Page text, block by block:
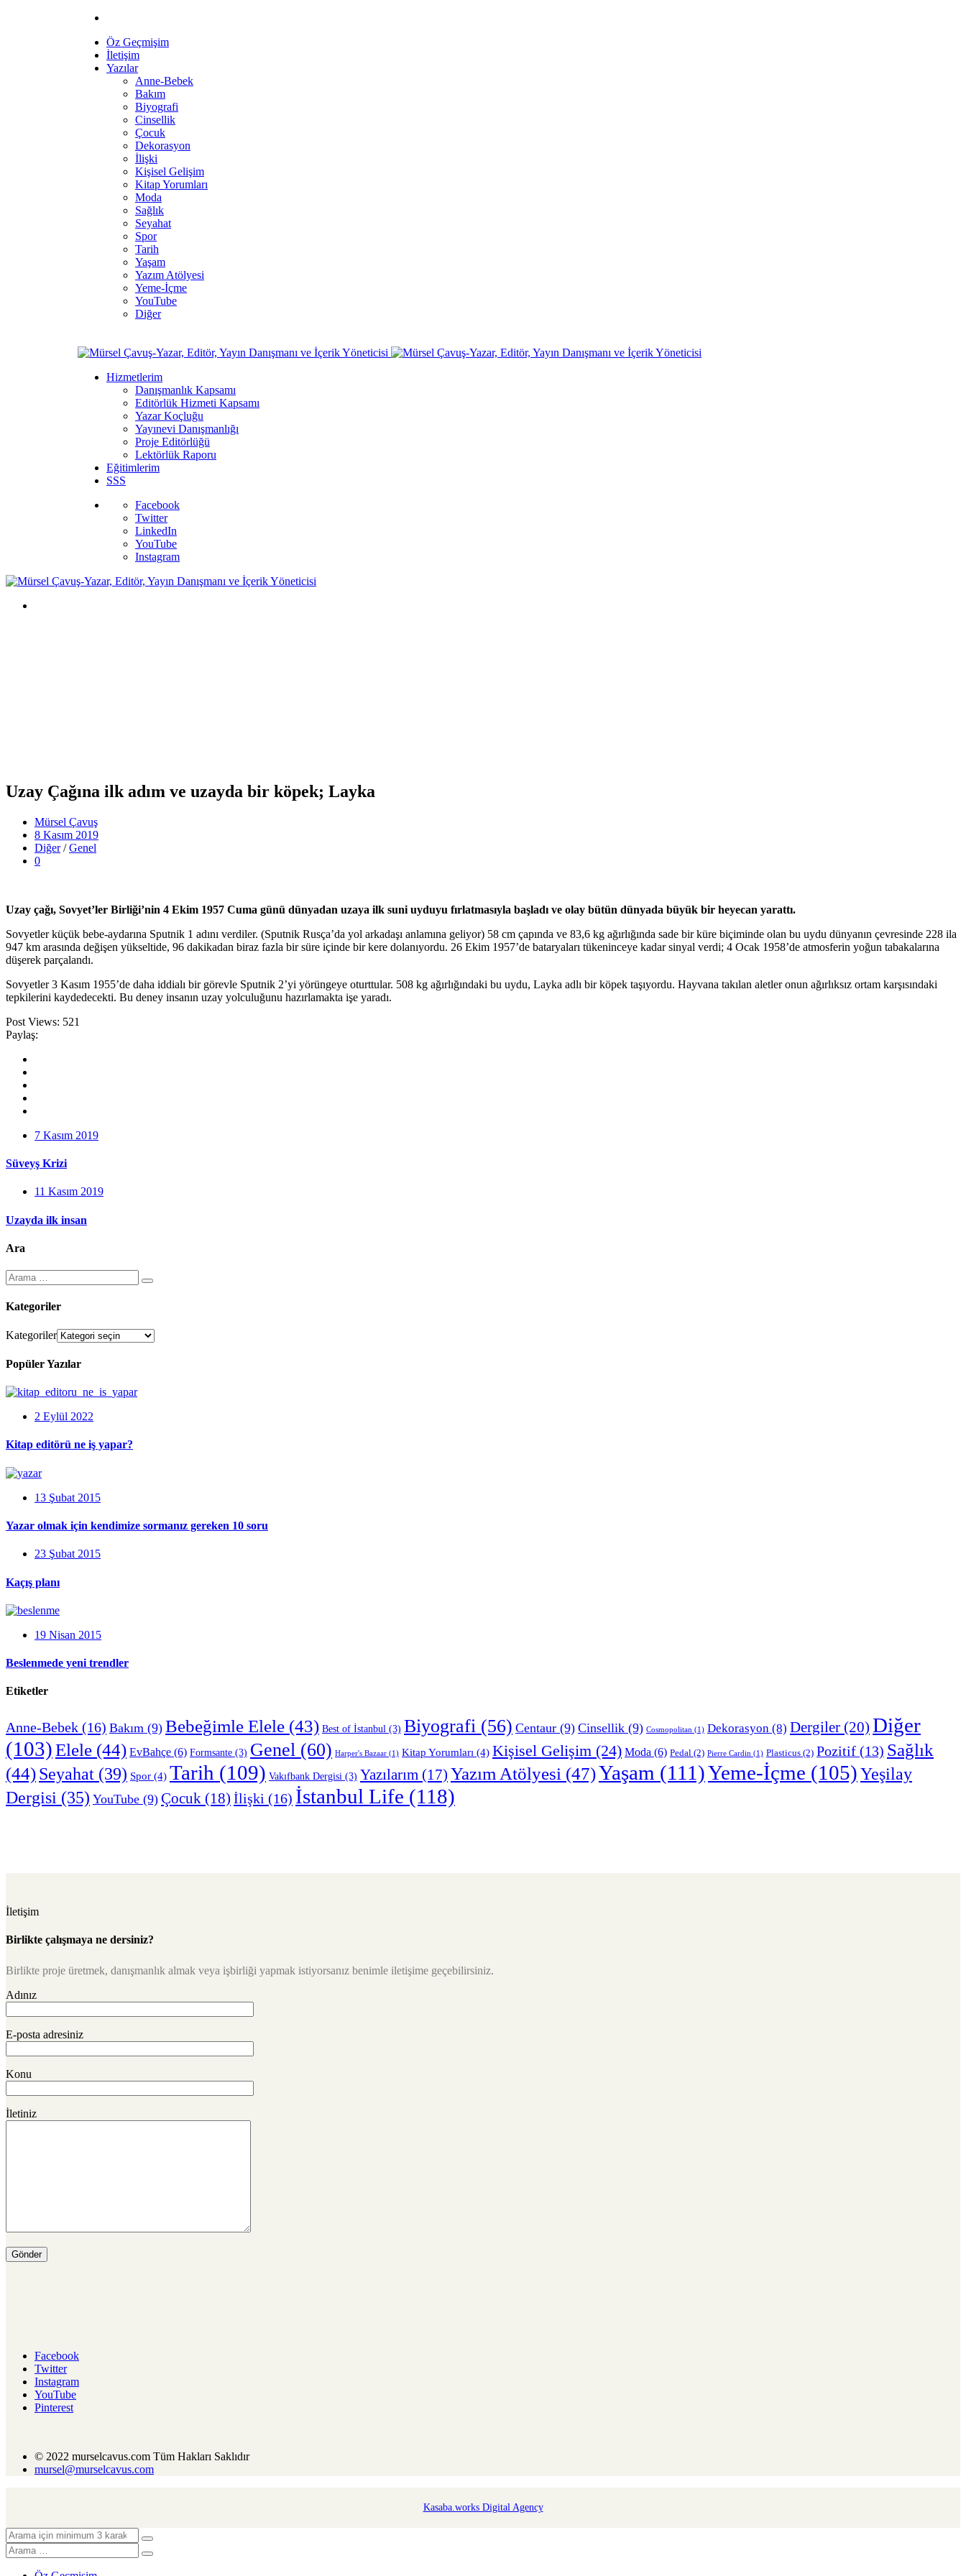
Öz Geçmişim
İletişim
Yazılar
Anne-Bebek
Bakım
Biyografi
Cinsellik
Çocuk
Dekorasyon
İlişki
Kişisel Gelişim
Kitap Yorumları
Moda
Sağlık
Seyahat
Spor
Tarih
Yaşam
Yazım Atölyesi
Yeme-İçme
YouTube
Diğer
Hizmetlerim
Danışmanlık Kapsamı
Editörlük Hizmeti Kapsamı
Yazar Koçluğu
Yayınevi Danışmanlığı
Proje Editörlüğü
Lektörlük Raporu
Eğitimlerim
SSS
Facebook
Twitter
LinkedIn
YouTube
Instagram
Uzay Çağına ilk adım ve uzayda bir köpek; Layka
Mürsel Çavuş
8 Kasım 2019
Diğer/Genel
0
Uzay çağı, Sovyet’ler Birliği’nin 4 Ekim 1957 Cuma günü dünyadan uzaya ilk suni uyduyu fırlatmasıyla başladı ve olay bütün dünyada büyük bir heyecan yarattı.
Sovyetler küçük bebe-aydarına Sputnik 1 adını verdiler. (Sputnik Rusça’da yol arkadaşı anlamına geliyor) 58 cm çapında ve 83,6 kg ağırlığında sade bir küre biçiminde olan bu uydu dünyanın çevresinde 228 ila
947 km arasında değişen yükseltide, 96 dakikadan biraz fazla bir süre içinde bir kere dolanıyordu. 26 Ekim 1957’de bataryaları tükeninceye kadar sinyal verdi; 4 Ocak 1958’de atmosferin yoğun tabakalarına
düşerek parçalandı.
Sovyetler 3 Kasım 1955’de daha iddialı bir görevle Sputnik 2’yi yörüngeye oturttular. 508 kg ağırlığındaki bu uydu, Layka adlı bir köpek taşıyordu. Hayvana takılan aletler onun ağırlıksız ortam karşısındaki
tepkilerini kaydedecekti. Bu deney insanın uzay yolculuğunu hazırlamakta işe yaradı.
Post Views: 521
Paylaş:
7 Kasım 2019
Süveyş Krizi
11 Kasım 2019
Uzayda ilk insan
Ara
Kategoriler
Kategoriler
Popüler Yazılar
2 Eylül 2022
Kitap editörü ne iş yapar?
13 Şubat 2015
Yazar olmak için kendimize sormanız gereken 10 soru
23 Şubat 2015
Kaçış planı
19 Nisan 2015
Beslenmede yeni trendler
Etiketler
Anne-Bebek (16) Bakım (9) Bebeğimle Elele (43) Best of İstanbul (3) Biyografi (56) Centaur (9) Cinsellik (9) Cosmopolitan (1) Dekorasyon (8) Dergiler (20) Diğer
(103)Elele (44) EvBahçe (6) Formsante (3) Genel (60) Harper's Bazaar (1) Kitap Yorumları (4) Kişisel Gelişim (24) Moda (6) Pedal (2) Pierre Cardin (1) Plasticus (2) Pozitif (13) Sağlık
(44)Seyahat (39) Spor (4) Tarih (109) Vakıfbank Dergisi (3) Yazılarım (17) Yazım Atölyesi (47)Yaşam (111)Yeme-İçme (105)Yeşilay
Dergisi (35) YouTube (9) Çocuk (18) İlişki (16) İstanbul Life (118)
İletişim
Birlikte çalışmaya ne dersiniz?
Birlikte proje üretmek, danışmanlık almak veya işbirliği yapmak istiyorsanız benimle iletişime geçebilirsiniz.
Adınız
E-posta adresiniz
Konu
İletiniz
Facebook
Twitter
Instagram
YouTube
Pinterest
© 2022 murselcavus.com Tüm Hakları Saklıdır
mursel@murselcavus.com
Kasaba.works Digital Agency